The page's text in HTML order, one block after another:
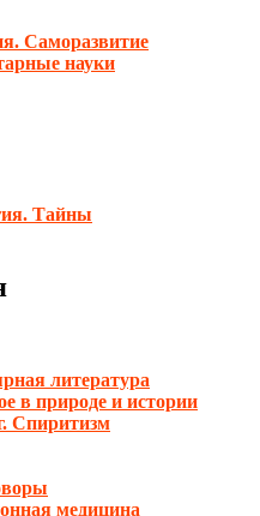
Саморазвитие
науки
Тайны
литература
в природе и истории
Спиритизм
медицина